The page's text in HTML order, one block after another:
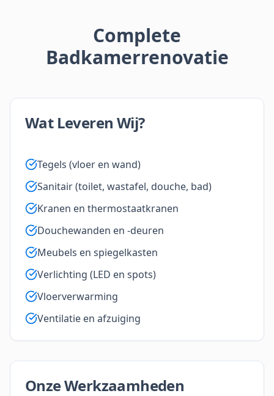
Complete
Badkamerrenovatie
Wat Leveren Wij?
Tegels (vloer en wand)
Sanitair (toilet, wastafel, douche, bad)
Kranen en thermostaatkranen
Douchewanden en -deuren
Meubels en spiegelkasten
Verlichting (LED en spots)
Vloerverwarming
Ventilatie en afzuiging
Onze Werkzaamheden